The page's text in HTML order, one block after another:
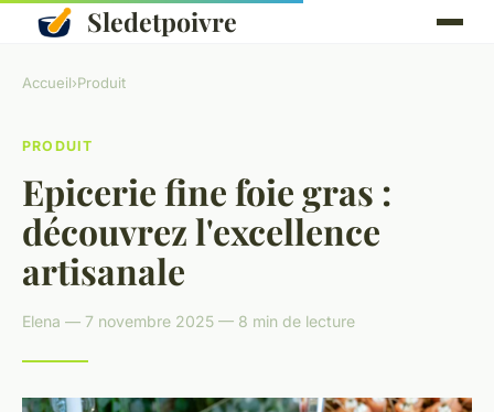
Sledetpoivre
Accueil›Produit
PRODUIT
Epicerie fine foie gras :
découvrez l'excellence
artisanale
Elena — 7 novembre 2025 — 8 min de lecture